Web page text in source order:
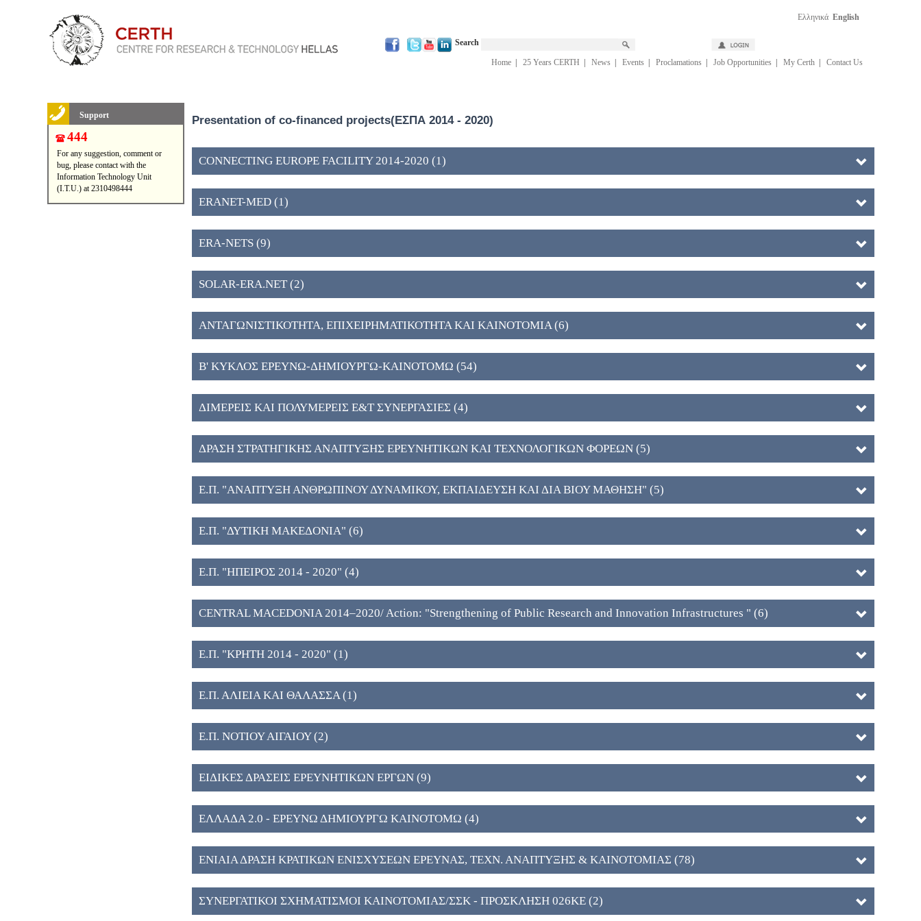
Ελληνικά English
Search
Home| 25 Years CERTH News| Events| Proclamations| Job Opportunities| My Certh| Contact Us
Support
444
For any suggestion, comment or
bug, please contact with the
Information Technology Unit
(I.T.U.) at 2310498444
Presentation of co-financed projects(ΕΣΠΑ 2014 - 2020)
CONNECTING EUROPE FACILITY 2014-2020 (1)
ERANET-MED (1)
ERA-NETS (9)
SOLAR-ERA.NET (2)
ΑΝΤΑΓΩΝΙΣΤΙΚΟΤΗΤΑ, ΕΠΙΧΕΙΡΗΜΑΤΙΚΟΤΗΤΑ ΚΑΙ ΚΑΙΝΟΤΟΜΙΑ (6)
Β' ΚΥΚΛΟΣ ΕΡΕΥΝΩ-ΔΗΜΙΟΥΡΓΩ-ΚΑΙΝΟΤΟΜΩ (54)
ΔΙΜΕΡΕΙΣ ΚΑΙ ΠΟΛΥΜΕΡΕΙΣ Ε&Τ ΣΥΝΕΡΓΑΣΙΕΣ (4)
ΔΡΑΣΗ ΣΤΡΑΤΗΓΙΚΗΣ ΑΝΑΠΤΥΞΗΣ ΕΡΕΥΝΗΤΙΚΩΝ ΚΑΙ ΤΕΧΝΟΛΟΓΙΚΩΝ ΦΟΡΕΩΝ (5)
Ε.Π. "ΑΝΑΠΤΥΞΗ ΑΝΘΡΩΠΙΝΟΥ ΔΥΝΑΜΙΚΟΥ, ΕΚΠΑΙΔΕΥΣΗ ΚΑΙ ΔΙΑ ΒΙΟΥ ΜΑΘΗΣΗ" (5)
Ε.Π. "ΔΥΤΙΚΗ ΜΑΚΕΔΟΝΙΑ" (6)
Ε.Π. "ΗΠΕΙΡΟΣ 2014 - 2020" (4)
CENTRAL MACEDONIA 2014–2020/ Action: "Strengthening of Public Research and Innovation Infrastructures " (6)
Ε.Π. "ΚΡΗΤΗ 2014 - 2020" (1)
Ε.Π. ΑΛΙΕΙΑ ΚΑΙ ΘΑΛΑΣΣΑ (1)
Ε.Π. ΝΟΤΙΟΥ ΑΙΓΑΙΟΥ (2)
ΕΙΔΙΚΕΣ ΔΡΑΣΕΙΣ ΕΡΕΥΝΗΤΙΚΩΝ ΕΡΓΩΝ (9)
ΕΛΛΑΔΑ 2.0 - ΕΡΕΥΝΩ ΔΗΜΙΟΥΡΓΩ ΚΑΙΝΟΤΟΜΩ (4)
ΕΝΙΑΙΑ ΔΡΑΣΗ ΚΡΑΤΙΚΩΝ ΕΝΙΣΧΥΣΕΩΝ ΕΡΕΥΝΑΣ, ΤΕΧΝ. ΑΝΑΠΤΥΞΗΣ & ΚΑΙΝΟΤΟΜΙΑΣ (78)
ΣΥΝΕΡΓΑΤΙΚΟΙ ΣΧΗΜΑΤΙΣΜΟΙ ΚΑΙΝΟΤΟΜΙΑΣ/ΣΣΚ - ΠΡΟΣΚΛΗΣΗ 026ΚΕ (2)